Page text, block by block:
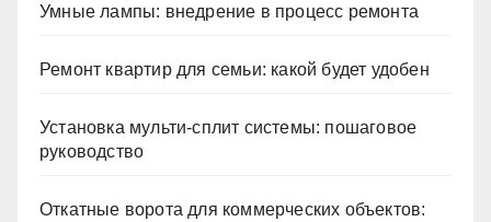
Умные лампы: внедрение в процесс ремонта
Ремонт квартир для семьи: какой будет удобен
Установка мульти-сплит системы: пошаговое
руководство
Откатные ворота для коммерческих объектов: